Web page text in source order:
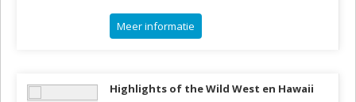
Meer informatie
Highlights of the Wild West en Hawaii